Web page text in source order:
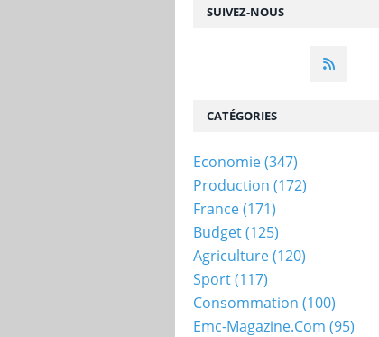
SUIVEZ-NOUS
CATÉGORIES
Economie(347)
Production (172)
France(171)
Budget(125)
Agriculture(120)
Sport(117)
Consommation (100)
Emc-Magazine.com (95)